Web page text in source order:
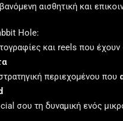
αισθητική και
Hole:
και reels που έχουν
περιεχομένου που
σου τη δυναμική ενός